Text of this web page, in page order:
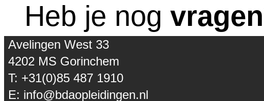
Heb je nog vragen
Avelingen West 33
4202 MS Gorinchem
T: +31(0)85 487 1910
E: info@bdaopleidingen.nl